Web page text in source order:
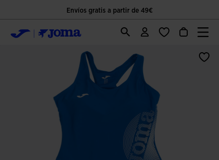
Envíos gratis a partir de 49€